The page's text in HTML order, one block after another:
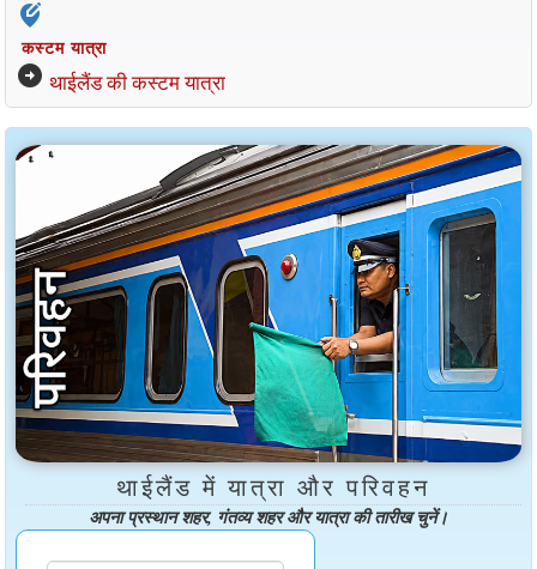
edit_location_alt
कस्टम यात्रा
arrow_circle_right थाईलैंड की कस्टम यात्रा
थाईलैंड में यात्रा और परिवहन
अपना प्रस्थान शहर, गंतव्य शहर और यात्रा की तारीख चुनें।